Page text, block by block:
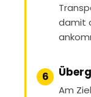
damit
6
Am